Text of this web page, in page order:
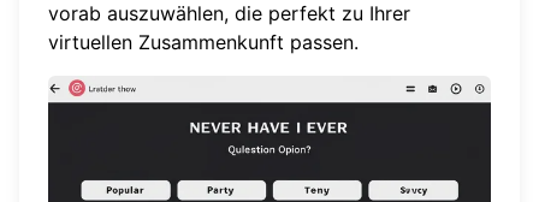
vorab auszuwählen, die perfekt zu Ihrer
virtuellen Zusammenkunft passen.